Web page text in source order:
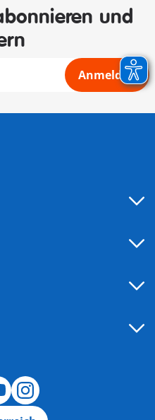
und
Anmelden